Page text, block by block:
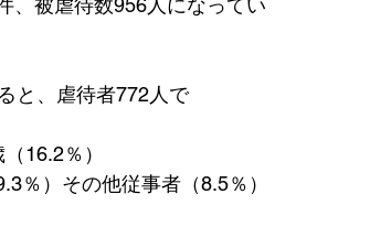
、被虐待数956人になってい
と、虐待者772人で
16.2％）
％）その他従事者（8.5％）